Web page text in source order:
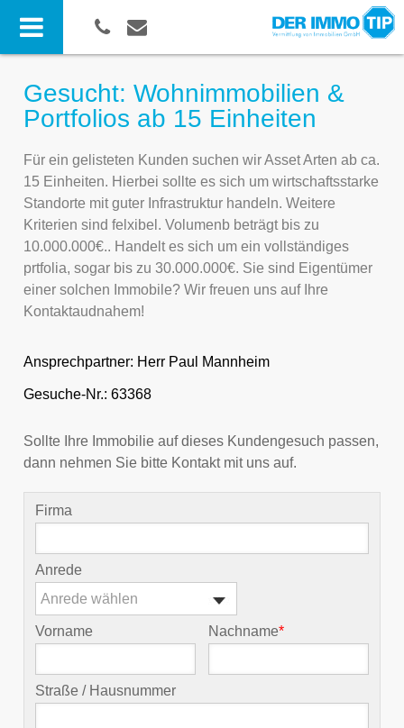
Gesucht: Wohnimmobilien &
Portfolios ab 15 Einheiten
Für ein gelisteten Kunden suchen wir Asset Arten ab ca.
15 Einheiten. Hierbei sollte es sich um wirtschaftsstarke
Standorte mit guter Infrastruktur handeln. Weitere
Kriterien sind felxibel. Volumenb beträgt bis zu
10.000.000€.. Handelt es sich um ein vollständiges
prtfolia, sogar bis zu 30.000.000€. Sie sind Eigentümer
einer solchen Immobile? Wir freuen uns auf Ihre
Kontaktaudnahem!
Ansprechpartner: Herr Paul Mannheim
Gesuche-Nr.: 63368
Sollte Ihre Immobilie auf dieses Kundengesuch passen,
dann nehmen Sie bitte Kontakt mit uns auf.
Firma
Anrede
Anrede wählen
Vorname Nachname*
Straße / Hausnummer